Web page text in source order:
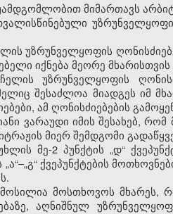
მიმართავს
უზრუნველყოფის
იქნება მეორე
უზრუნველყოფის
შესაძლოა მიადგეს იმ
ამ ღონისძიებების
ვარაუდი იმის შესახებ,
მიერ შემდგომი
მე-2 პუნქტის „დ“
„ა“–„გ“ ქვეპუნქტების
მოსთხოვოს
აღნიშნულ